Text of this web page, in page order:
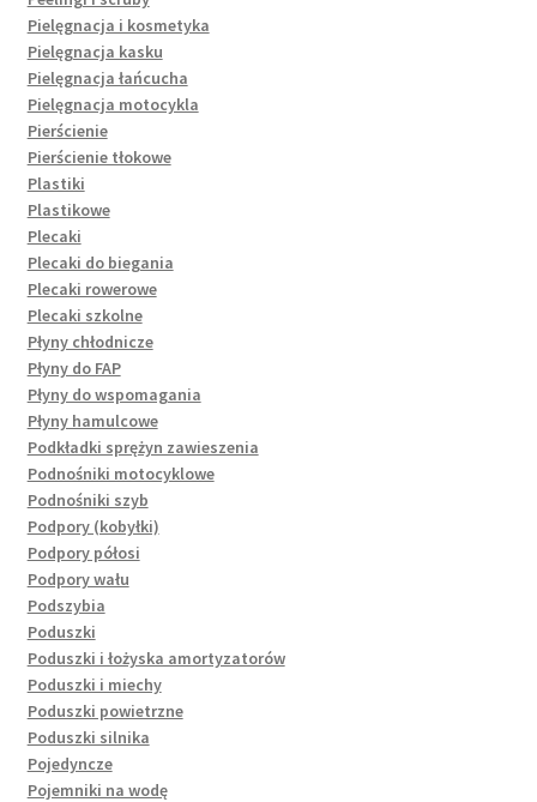
Pielęgnacja i kosmetyka
Pielęgnacja kasku
Pielęgnacja łańcucha
Pielęgnacja motocykla
Pierścienie
Pierścienie tłokowe
Plastiki
Plastikowe
Plecaki
Plecaki do biegania
Plecaki rowerowe
Plecaki szkolne
Płyny chłodnicze
Płyny do FAP
Płyny do wspomagania
Płyny hamulcowe
Podkładki sprężyn zawieszenia
Podnośniki motocyklowe
Podnośniki szyb
Podpory (kobyłki)
Podpory półosi
Podpory wału
Podszybia
Poduszki
Poduszki i łożyska amortyzatorów
Poduszki i miechy
Poduszki powietrzne
Poduszki silnika
Pojedyncze
Pojemniki na wodę